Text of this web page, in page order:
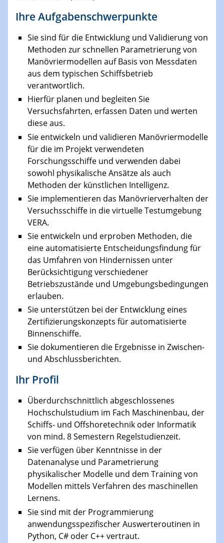
Ihre Aufgabenschwerpunkte
Sie sind für die Entwicklung und Validierung von
Methoden zur schnellen Parametrierung von
Manövriermodellen auf Basis von Messdaten
aus dem typischen Schiffsbetrieb
verantwortlich.
Hierfür planen und begleiten Sie
Versuchsfahrten, erfassen Daten und werten
diese aus.
Sie entwickeln und validieren Manövriermodelle
für die im Projekt verwendeten
Forschungsschiffe und verwenden dabei
sowohl physikalische Ansätze als auch
Methoden der künstlichen Intelligenz.
Sie implementieren das Manövrierverhalten der
Versuchsschiffe in die virtuelle Testumgebung
VERA.
Sie entwickeln und erproben Methoden, die
eine automatisierte Entscheidungsfindung für
das Umfahren von Hindernissen unter
Berücksichtigung verschiedener
Betriebszustände und Umgebungsbedingungen
erlauben.
Sie unterstützen bei der Entwicklung eines
Zertifizierungskonzepts für automatisierte
Binnenschiffe.
Sie dokumentieren die Ergebnisse in Zwischen-
und Abschlussberichten.
Ihr Profil
Überdurchschnittlich abgeschlossenes
Hochschulstudium im Fach Maschinenbau, der
Schiffs- und Offshoretechnik oder Informatik
von mind. 8 Semestern Regelstudienzeit.
Sie verfügen über Kenntnisse in der
Datenanalyse und Parametrierung
physikalischer Modelle und dem Training von
Modellen mittels Verfahren des maschinellen
Lernens.
Sie sind mit der Programmierung
anwendungsspezifischer Auswerteroutinen in
Python, C# oder C++ vertraut.